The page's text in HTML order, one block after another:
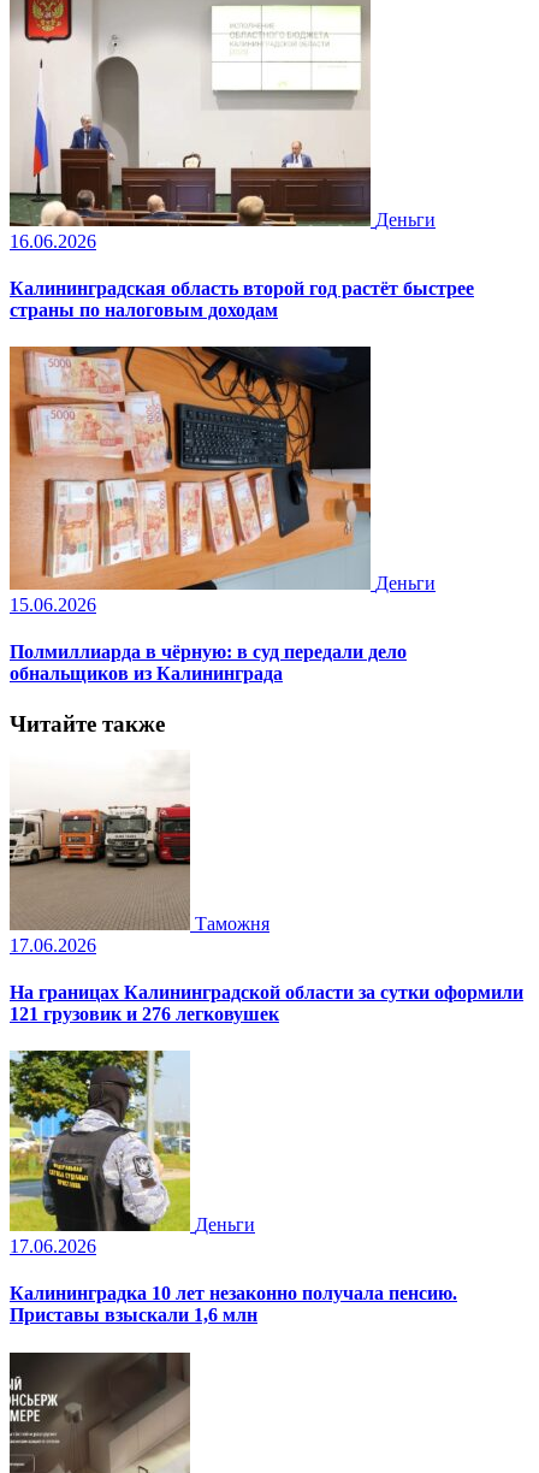
Деньги
16.06.2026
Калининградская область второй год растёт быстрее
страны по налоговым доходам
Деньги
15.06.2026
Полмиллиарда в чёрную: в суд передали дело
обнальщиков из Калининграда
Читайте также
Таможня
17.06.2026
На границах Калининградской области за сутки оформили
121 грузовик и 276 легковушек
Деньги
17.06.2026
Калининградка 10 лет незаконно получала пенсию.
Приставы взыскали 1,6 млн